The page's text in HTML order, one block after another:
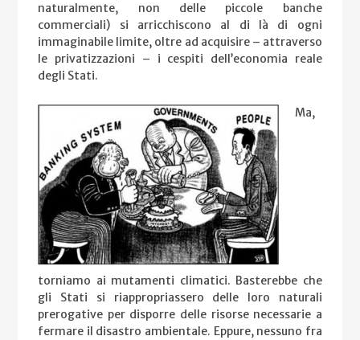
naturalmente, non delle piccole banche
commerciali) si arricchiscono al di là di ogni
immaginabile limite, oltre ad acquisire – attraverso
le privatizzazioni – i cespiti dell’economia reale
degli Stati.
Ma,
torniamo ai mutamenti climatici. Basterebbe che
gli Stati si riappropriassero delle loro naturali
prerogative per disporre delle risorse necessarie a
fermare il disastro ambientale. Eppure, nessuno fra